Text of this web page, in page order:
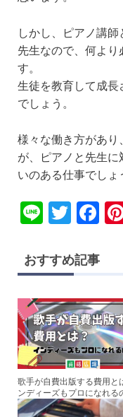
しかし、ピアノ講
先生なので、何よ
す。
生徒を教育して成長
でしょう。
様々な働き方があり
が、ピアノと先生
いのある仕事でしょ
Li
e
T
tt
er
F
c
b
o
o
k
おすすめ記事
歌手が自費出版する費用と
ンディーズもプロになれる